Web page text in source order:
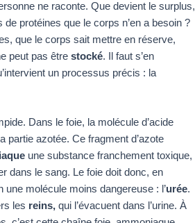
ne raconte. Que devient le surplus,
protéines que le corps n’en a besoin ?
que le corps sait mettre en réserve,
peut pas être stocké. Il faut s’en
un processus précis : la
Dans le foie, la molécule d’acide
partie azotée. Ce fragment d’azote
une substance franchement toxique,
dans le sang. Le foie doit donc, en
une molécule moins dangereuse : l’urée.
les reins, qui l’évacuent dans l’urine. À